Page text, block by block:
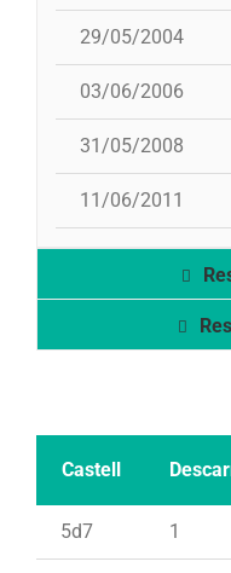
29/05/2004
03/06/2006
31/05/2008
11/06/2011
Castell
5d7 1